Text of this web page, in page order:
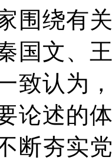
绕有关
国文、
致认为
论述的
断夯实